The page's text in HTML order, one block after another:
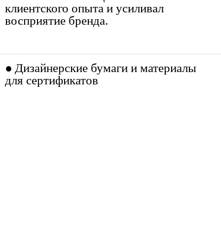
клиентского опыта и усиливал
восприятие бренда.
Дизайнерские бумаги и материалы
для сертификатов